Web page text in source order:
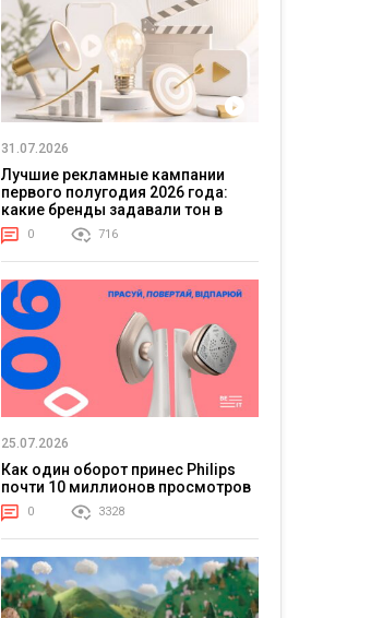
31.07.2026
Лучшие рекламные кампании
первого полугодия 2026 года:
какие бренды задавали тон в
отрасли
0 716
25.07.2026
Как один оборот принес Philips
почти 10 миллионов просмотров
0 3328